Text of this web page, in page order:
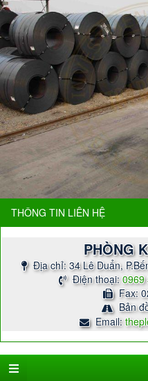
THÔNG TIN LIÊN HỆ
PHÒNG
Địa chỉ: 34 Lê Duẩn,
Điện thoại: 0969
Fax:
Bản
Email: